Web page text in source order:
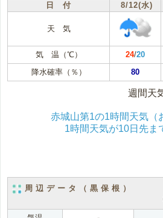
日 付 8/12(水)
天 気
気 温（℃） 24/20
降水確率（％）
80
週間天
赤城山第1の1時間天気（
1時間天気が10日先ま
周辺データ（黒保根）